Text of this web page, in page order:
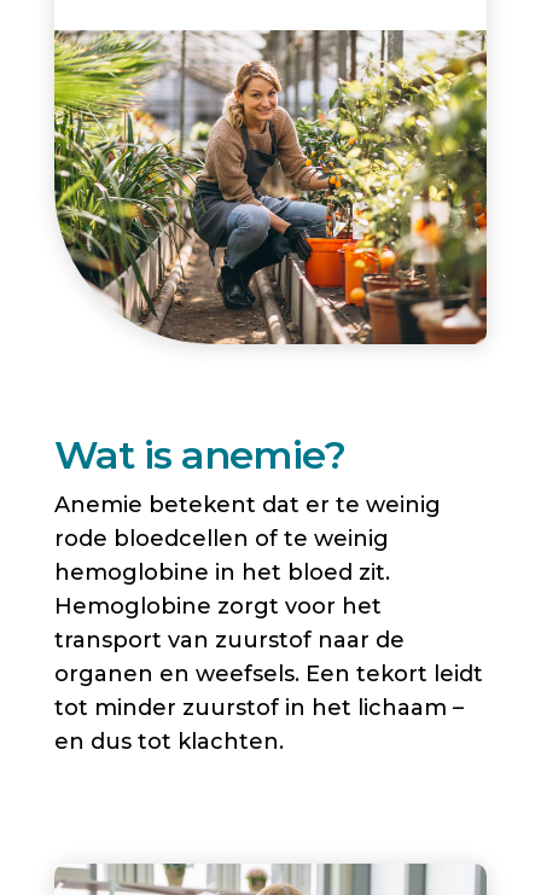
Wat is anemie?
Anemie betekent dat er te weinig
rode bloedcellen of te weinig
hemoglobine in het bloed zit.
Hemoglobine zorgt voor het
transport van zuurstof naar de
organen en weefsels. Een tekort leidt
tot minder zuurstof in het lichaam –
en dus tot klachten.